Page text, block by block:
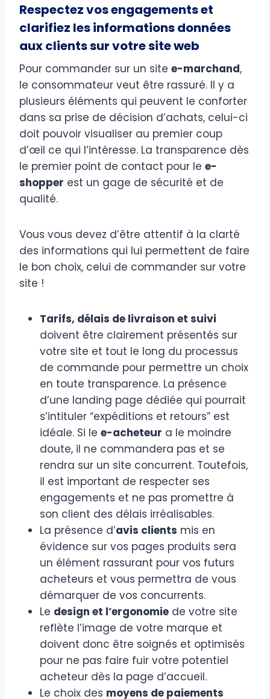
Respectez vos engagements et
clarifiez les informations données
aux clients sur votre site web
Pour commander sur un site e-marchand,
le consommateur veut être rassuré. Il y a
plusieurs éléments qui peuvent le conforter
dans sa prise de décision d’achats, celui-ci
doit pouvoir visualiser au premier coup
d’œil ce qui l’intéresse. La transparence dès
le premier point de contact pour le e-
shopper est un gage de sécurité et de
qualité.
Vous vous devez d’être attentif à la clarté
des informations qui lui permettent de faire
le bon choix, celui de commander sur votre
site !
Tarifs, délais de livraison et suivi
doivent être clairement présentés sur
votre site et tout le long du processus
de commande pour permettre un choix
en toute transparence. La présence
d’une landing page dédiée qui pourrait
s’intituler “expéditions et retours” est
idéale. Si le e-acheteur a le moindre
doute, il ne commandera pas et se
rendra sur un site concurrent. Toutefois,
il est important de respecter ses
engagements et ne pas promettre à
son client des délais irréalisables.
La présence d’avis clients mis en
évidence sur vos pages produits sera
un élément rassurant pour vos futurs
acheteurs et vous permettra de vous
démarquer de vos concurrents.
Le design et l’ergonomie de votre site
reflète l’image de votre marque et
doivent donc être soignés et optimisés
pour ne pas faire fuir votre potentiel
acheteur dès la page d’accueil.
Le choix des moyens de paiements